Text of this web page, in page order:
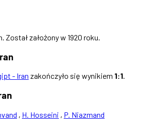
Został założony w 1920 roku.
- Iran zakończyło się wynikiem 1:1.
, H. Hosseini , P. Niazmand